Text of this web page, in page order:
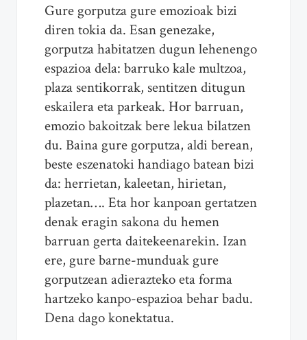
Gure gorputza gure emozioak bizi
diren tokia da. Esan genezake,
gorputza habitatzen dugun lehenengo
espazioa dela: barruko kale multzoa,
plaza sentikorrak, sentitzen ditugun
eskailera eta parkeak. Hor barruan,
emozio bakoitzak bere lekua bilatzen
du. Baina gure gorputza, aldi berean,
beste eszenatoki handiago batean bizi
da: herrietan, kaleetan, hirietan,
plazetan…. Eta hor kanpoan gertatzen
denak eragin sakona du hemen
barruan gerta daitekeenarekin. Izan
ere, gure barne-munduak gure
gorputzean adierazteko eta forma
hartzeko kanpo-espazioa behar badu.
Dena dago konektatua.